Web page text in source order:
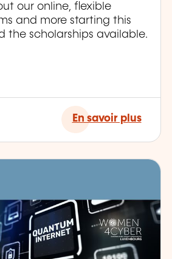
our online, flexible
and more starting this
the scholarships available.
En savoir plus